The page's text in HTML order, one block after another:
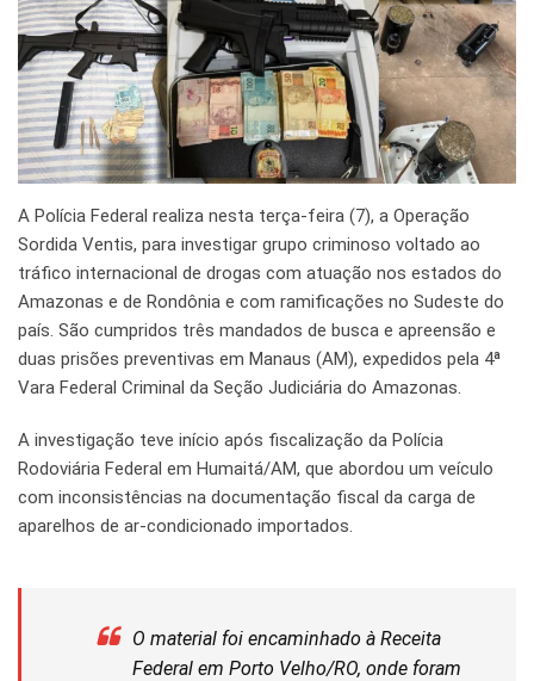
A Polícia Federal realiza nesta terça-feira (7), a Operação
Sordida Ventis, para investigar grupo criminoso voltado ao
tráfico internacional de drogas com atuação nos estados do
Amazonas e de Rondônia e com ramificações no Sudeste do
país. São cumpridos três mandados de busca e apreensão e
duas prisões preventivas em Manaus (AM), expedidos pela 4ª
Vara Federal Criminal da Seção Judiciária do Amazonas.
A investigação teve início após fiscalização da Polícia
Rodoviária Federal em Humaitá/AM, que abordou um veículo
com inconsistências na documentação fiscal da carga de
aparelhos de ar-condicionado importados.
O material foi encaminhado à Receita
Federal em Porto Velho/RO, onde foram